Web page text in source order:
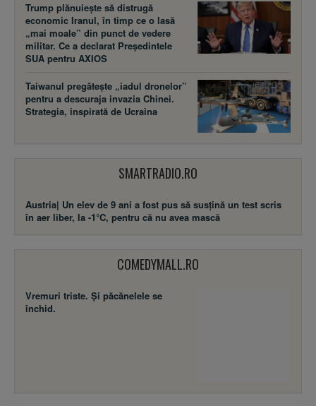
Trump plănuiește să distrugă
economic Iranul, în timp ce o lasă
„mai moale” din punct de vedere
militar. Ce a declarat Președintele
SUA pentru AXIOS
Taiwanul pregătește „iadul dronelor”
pentru a descuraja invazia Chinei.
Strategia, inspirată de Ucraina
SMARTRADIO.RO
Austria| Un elev de 9 ani a fost pus să susţină un test scris
în aer liber, la -1°C, pentru că nu avea mască
COMEDYMALL.RO
Vremuri triste. Şi păcănelele se
închid.